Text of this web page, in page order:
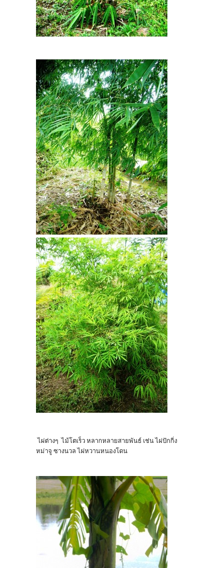
ไผ่ต่างๆ ไม้โตเร็ว หลากหลายสายพันธ์ เช่น ไผ่ปักกิ่ง
หม่าจู ซางนวล ไผ่หวานหนองโดน